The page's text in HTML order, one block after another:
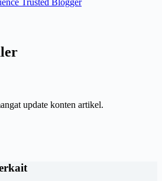
update konten artikel.